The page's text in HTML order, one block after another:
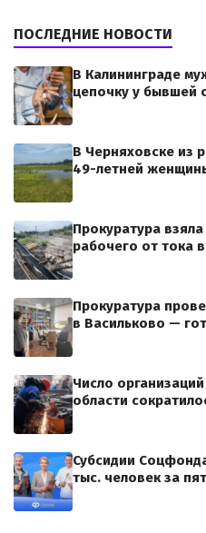
ПОСЛЕДНИЕ НОВОСТИ
В Калининграде
цепочку у бывшей
В Черняховске из
49-летней
Прокуратура
рабочего от тока
Прокуратура
в Васильково —
Число
области
Субсидии
тыс. человек за